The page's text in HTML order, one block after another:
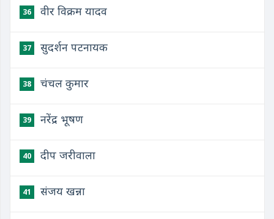
36 वीर विक्रम यादव
37 सुदर्शन पटनायक
38 चंचल कुमार
39 नरेंद्र भूषण
40 दीप जरीवाला
41 संजय खन्ना